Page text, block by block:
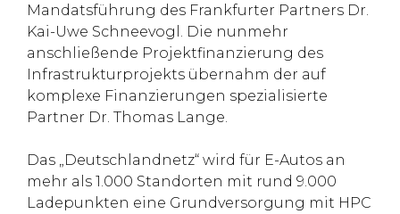
Mandatsführung des Frankfurter Partners Dr.
Kai-Uwe Schneevogl. Die nunmehr
anschließende Projektfinanzierung des
Infrastrukturprojekts übernahm der auf
komplexe Finanzierungen spezialisierte
Partner Dr. Thomas Lange.
Das „Deutschlandnetz“ wird für E-Autos an
mehr als 1.000 Standorten mit rund 9.000
Ladepunkten eine Grundversorgung mit HPC